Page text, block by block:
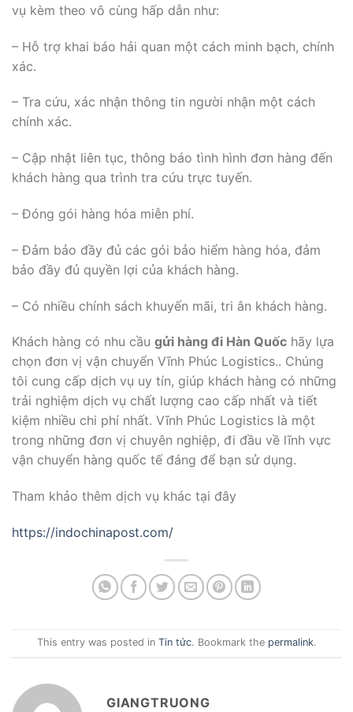
vụ kèm theo vô cùng hấp dẫn như:
– Hỗ trợ khai báo hải quan một cách minh bạch, chính
xác.
– Tra cứu, xác nhận thông tin người nhận một cách
chính xác.
– Cập nhật liên tục, thông báo tình hình đơn hàng đến
khách hàng qua trình tra cứu trực tuyến.
– Đóng gói hàng hóa miễn phí.
– Đảm bảo đầy đủ các gói bảo hiểm hàng hóa, đảm
bảo đầy đủ quyền lợi của khách hàng.
– Có nhiều chính sách khuyến mãi, tri ân khách hàng.
Khách hàng có nhu cầu gửi hàng đi Hàn Quốc hãy lựa
chọn đơn vị vận chuyển Vĩnh Phúc Logistics.. Chúng
tôi cung cấp dịch vụ uy tín, giúp khách hàng có những
trải nghiệm dịch vụ chất lượng cao cấp nhất và tiết
kiệm nhiều chi phí nhất. Vĩnh Phúc Logistics là một
trong những đơn vị chuyên nghiệp, đi đầu về lĩnh vực
vận chuyển hàng quốc tế đáng để bạn sử dụng.
Tham khảo thêm dịch vụ khác tại đây
https://indochinapost.com/
This entry was posted in Tin tức. Bookmark the permalink.
GIANGTRUONG